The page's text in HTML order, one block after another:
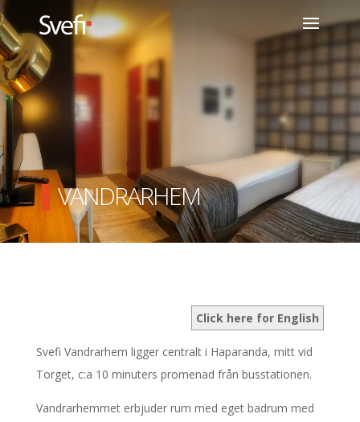
VANDRARHEM
Click here for English
Svefi Vandrarhem ligger centralt i Haparanda, mitt vid
Torget, c:a 10 minuters promenad från busstationen.
Vandrarhemmet erbjuder rum med eget badrum med